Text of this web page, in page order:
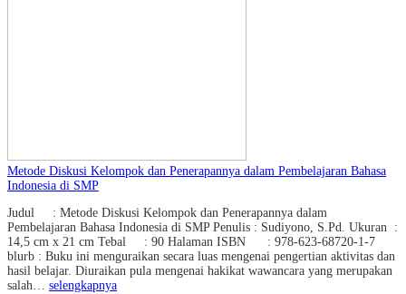
Metode Diskusi Kelompok dan Penerapannya dalam Pembelajaran Bahasa
Indonesia di SMP
Judul : Metode Diskusi Kelompok dan Penerapannya dalam
Pembelajaran Bahasa Indonesia di SMP Penulis : Sudiyono, S.Pd. Ukuran :
14,5 cm x 21 cm Tebal : 90 Halaman ISBN : 978-623-68720-1-7
blurb : Buku ini menguraikan secara luas mengenai pengertian aktivitas dan
hasil belajar. Diuraikan pula mengenai hakikat wawancara yang merupakan
salah… selengkapnya